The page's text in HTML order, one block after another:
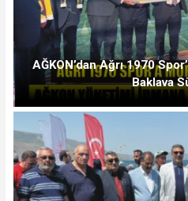
AĞKON’dan Ağrı 1970
Baklava